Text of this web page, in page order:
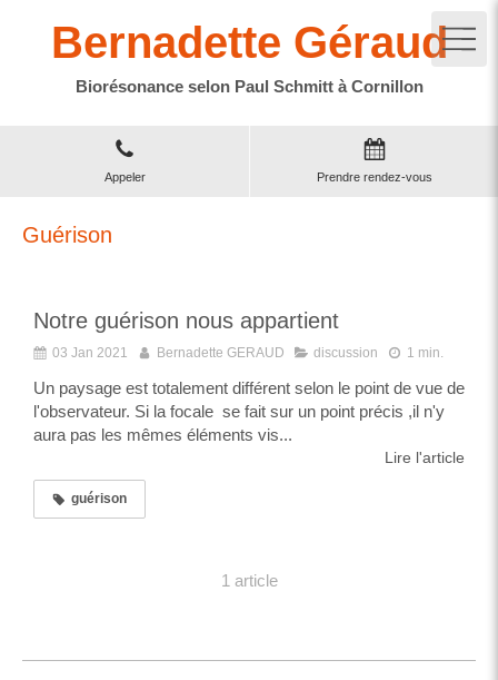
Bernadette Géraud
Biorésonance selon Paul Schmitt à Cornillon
Appeler Prendre rendez-vous
Guérison
Notre guérison nous appartient
03 Jan 2021 Bernadette GERAUD discussion 1 min.
Un paysage est totalement différent selon le point de vue de
l'observateur. Si la focale se fait sur un point précis ,il n'y
aura pas les mêmes éléments vis...
Lire l'article
guérison
1 article